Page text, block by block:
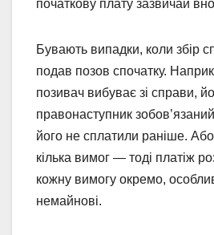
початкову плату зазвичай
Бувають випадки, коли збір
подав позов спочатку.
позивач вибуває зі справи,
правонаступник
його не сплатили раніше.
кілька вимог — тоді платіж
кожну вимогу окремо,
немайнові.